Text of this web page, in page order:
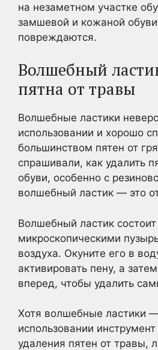
на незаметном участке
замшевой и кожаной
повреждаются.
Волшебный
пятна от травы
Волшебные ластики
использовании и хорошо
большинством пятен от
спрашивали, как удалить
обуви, особенно с
волшебный ластик — это
Волшебный ластик
микроскопическими
воздуха. Окуните его в
активировать пену, а
вперед, чтобы удалить
Хотя волшебные ластики
использовании
удаления пятен от травы,